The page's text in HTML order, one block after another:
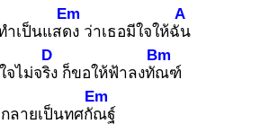
ำเป็นแสดง
Em
ว่าเธอมีใจให้ฉัน
A
จไม่จริง
D
ก็ขอให้ฟ้าลงทัณ
Bm
ฑ์
กลายเป็นทศกัณ
Em
ฐ์